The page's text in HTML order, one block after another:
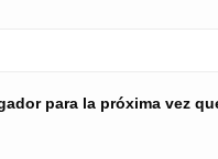
para la próxima vez